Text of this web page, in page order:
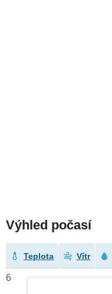
Výhled počasí
Teplota Vítr
6